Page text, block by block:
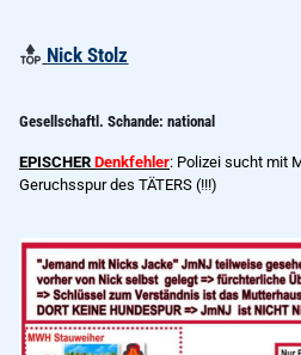
Nick Stolz
Gesellschaftl. Schande: national
EPISCHER Denkfehler: Polizei sucht mit
Geruchsspur des TÄTERS (!!!)